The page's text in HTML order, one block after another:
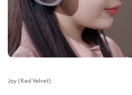
Joy (Red Velvet).